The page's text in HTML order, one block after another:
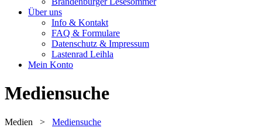
Über uns
Info & Kontakt
FAQ & Formulare
Datenschutz & Impressum
Lastenrad Leihla
Mein Konto
Mediensuche
Medien > Mediensuche